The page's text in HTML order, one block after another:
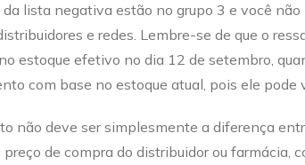
lista negativa estão no grupo 3 e você não
e redes. Lembre-se de que o
estoque efetivo no dia 12 de setembro,
com base no estoque atual, pois ele pode
não deve ser simplesmente a diferença
de compra do distribuidor ou farmácia,